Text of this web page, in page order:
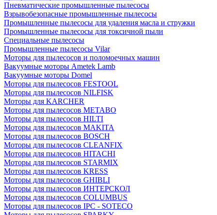
Пневматические промышленные пылесосы
Взрывобезопасные промышленные пылесосы
Промышленные пылесосы для удаления масла и стружки
Промышленные пылесосы для токсичной пыли
Специальные пылесосы
Промышленные пылесосы Vilar
Моторы для пылесосов и поломоечных машин
Вакуумные моторы Ametek Lamb
Вакуумные моторы Domel
Моторы для пылесосов FESTOOL
Моторы для пылесосов NILFISK
Моторы для KARCHER
Моторы для пылесосов METABO
Моторы для пылесосов HILTI
Моторы для пылесосов MAKITA
Моторы для пылесосов BOSCH
Моторы для пылесосов CLEANFIX
Моторы для пылесосов HITACHI
Моторы для пылесосов STARMIX
Моторы для пылесосов KRESS
Моторы для пылесосов GHIBLI
Моторы для пылесосов ИНТЕРСКОЛ
Моторы для пылесосов COLUMBUS
Моторы для пылесосов IPC - SOTECO